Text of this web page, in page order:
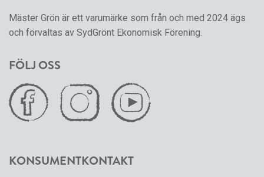
Mäster Grön är ett varumärke som från och med 2024 ägs
och förvaltas av SydGrönt Ekonomisk Förening.
FÖLJ OSS
KONSUMENTKONTAKT